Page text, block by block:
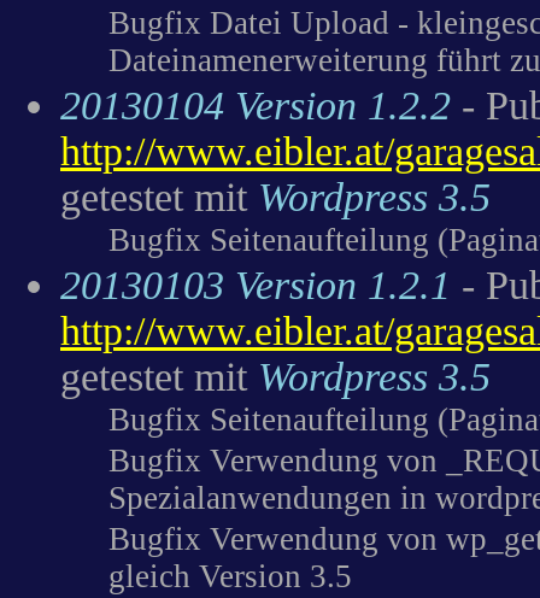
Bugfix Datei Upload -
Dateinamenerweiterung führt
20130104 Version 1.2.2 -
http://www.eibler.at/
getestet mit Wordpress 3.5
Bugfix Seitenaufteilung
20130103 Version 1.2.1 -
http://www.eibler.at/
getestet mit Wordpress 3.5
Bugfix Seitenaufteilung
Bugfix Verwendung von
Spezialanwendungen in
Bugfix Verwendung von
gleich Version 3.5